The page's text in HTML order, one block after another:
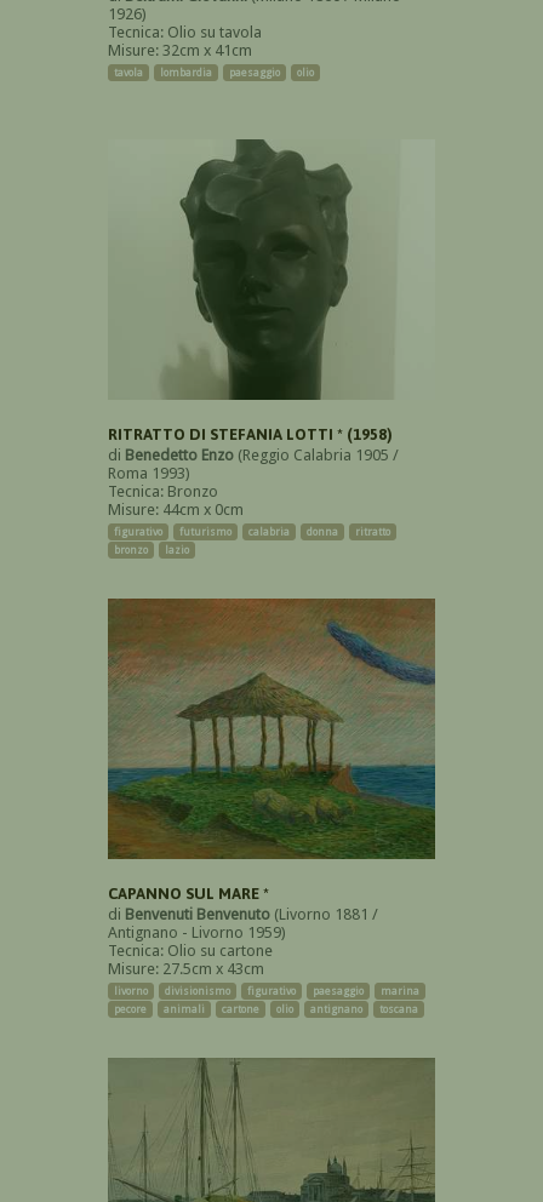
1926)
Tecnica: Olio su tavola
Misure: 32cm x 41cm
tavola lombardia paesaggio olio
RITRATTO DI STEFANIA LOTTI * (1958)
di Benedetto Enzo (Reggio Calabria 1905 /
Roma 1993)
Tecnica: Bronzo
Misure: 44cm x 0cm
figurativo futurismo calabria donna
ritratto
bronzo
lazio
CAPANNO SUL MARE *
di Benvenuti Benvenuto (Livorno 1881 /
Antignano - Livorno 1959)
Tecnica: Olio su cartone
Misure: 27.5cm x 43cm
livorno divisionismo figurativo paesaggio
marina
pecore
animali cartone olio antignano toscana